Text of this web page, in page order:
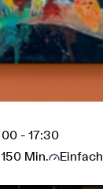
- 17:30
150 Min.
Einfach